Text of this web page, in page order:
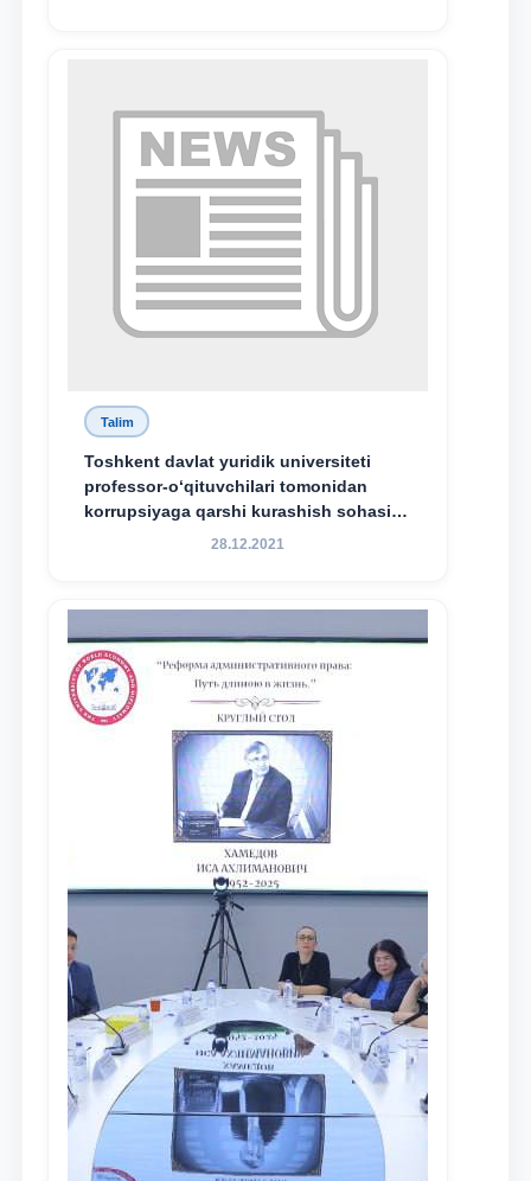
Talim
Toshkent davlat yuridik universiteti
professor-o‘qituvchilari tomonidan
korrupsiyaga qarshi kurashish sohasida
amalga oshirilayotgan islohotlar hamda
maqsadida xorijiy va mahalliy ilmiy
nashrlarda chop etilgan maqolalar
dayjesti
28.12.2021